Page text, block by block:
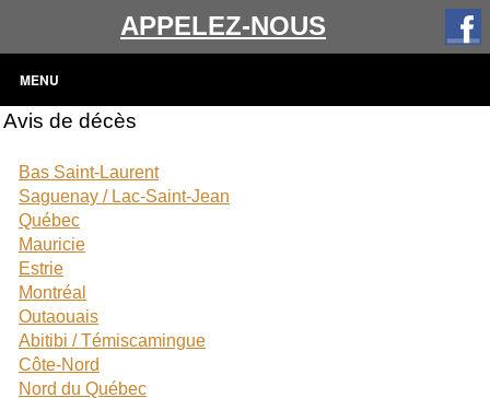
APPELEZ-NOUS
MENU
Avis de décès
Bas Saint-Laurent
Saguenay / Lac-Saint-Jean
Québec
Mauricie
Estrie
Montréal
Outaouais
Abitibi / Témiscamingue
Côte-Nord
Nord du Québec